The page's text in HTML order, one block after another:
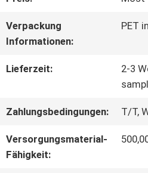
KONTAKT
Verpackung
Informationen:
PET
Lieferzeit:
2-3
Zahlungsbedingungen: T/T,
Versorgungsmaterial-
Fähigkeit: